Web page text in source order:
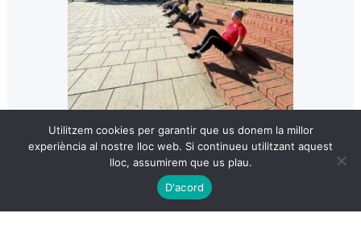
Utilitzem cookies per garantir que us donem la millor
experiència al nostre lloc web. Si continueu utilitzant aquest
lloc, assumirem que us plau.
D'acord